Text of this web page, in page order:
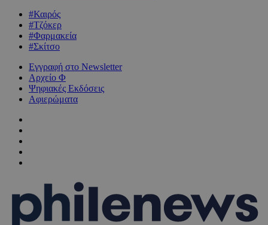
#Καιρός
#Τζόκερ
#Φαρμακεία
#Σκίτσο
Εγγραφή στο Newsletter
Αρχείο Φ
Ψηφιακές Εκδόσεις
Αφιερώματα